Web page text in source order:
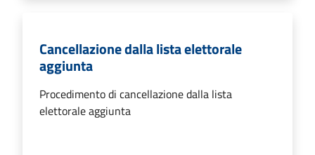
Cancellazione dalla lista elettorale
aggiunta
Procedimento di cancellazione dalla lista
elettorale aggiunta